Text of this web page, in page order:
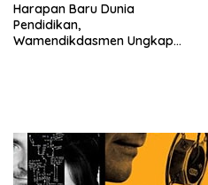
Harapan Baru Dunia
Pendidikan,
Wamendikdasmen Ungkap